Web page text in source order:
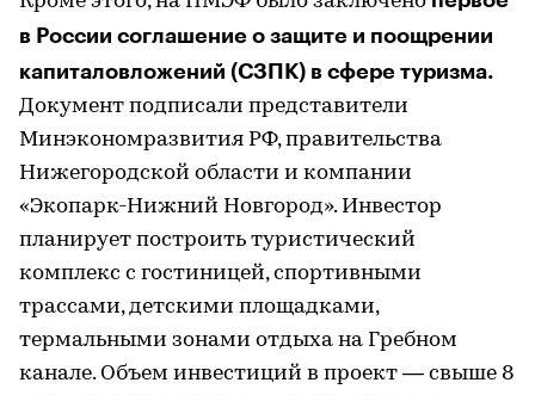
в России соглашение о защите и поощрении
капиталовложений (СЗПК) в сфере туризма.
Документ подписали представители
Минэкономразвития РФ, правительства
Нижегородской области и компании
«Экопарк-Нижний Новгород». Инвестор
планирует построить туристический
комплекс с гостиницей, спортивными
трассами, детскими площадками,
термальными зонами отдыха на Гребном
канале. Объем инвестиций в проект — свыше 8